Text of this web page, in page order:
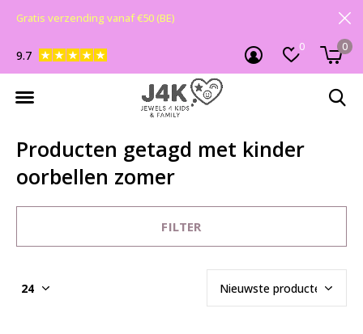
0 0
9.7
Gratis verzending vanaf €50 (BE)
Producten getagd met kinder
oorbellen zomer
FILTER